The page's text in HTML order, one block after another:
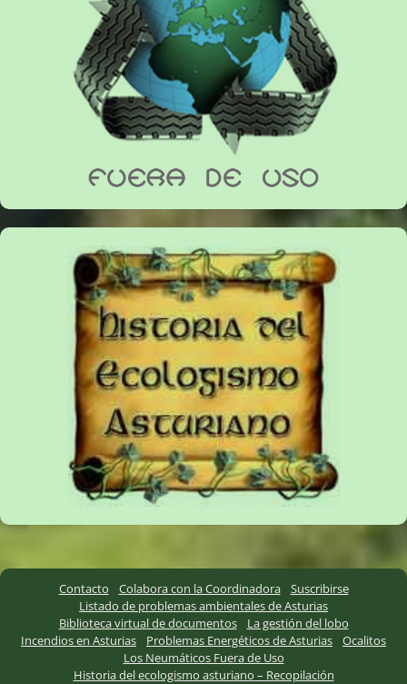
Contacto Colabora con la Coordinadora
Suscribirse
Listado de problemas ambientales de Asturias
Biblioteca virtual de documentos
La gestión del lobo
Incendios en Asturias
Problemas Energéticos de Asturias
Ocalitos
Los Neumáticos Fuera de Uso
Historia del ecologismo asturiano – Recopilación